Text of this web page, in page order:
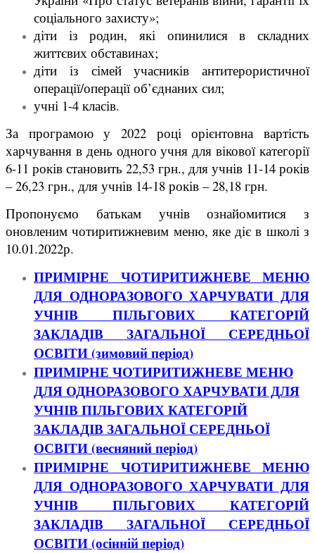
соціального захисту»;
діти із родин, які опинилися в складних
життєвих обставинах;
діти із сімей учасників антитерористичної
операції/операції об’єднаних сил;
учні 1-4 класів.
За програмою у 2022 році орієнтовна вартість
харчування в день одного учня для вікової категорії
6-11 років становить 22,53 грн., для учнів 11-14 років
– 26,23 грн., для учнів 14-18 років – 28,18 грн.
Пропонуємо батькам учнів ознайомитися з
оновленим чотиритижневим меню, яке діє в школі з
10.01.2022р.
ПРИМІРНЕ ЧОТИРИТИЖНЕВЕ МЕНЮ
ДЛЯ ОДНОРАЗОВОГО ХАРЧУВАТИ ДЛЯ
УЧНІВ ПІЛЬГОВИХ КАТЕГОРІЙ
ЗАКЛАДІВ ЗАГАЛЬНОЇ СЕРЕДНЬОЇ
ОСВІТИ (зимовий період)
ПРИМІРНЕ ЧОТИРИТИЖНЕВЕ МЕНЮ
ДЛЯ ОДНОРАЗОВОГО ХАРЧУВАТИ ДЛЯ
УЧНІВ ПІЛЬГОВИХ КАТЕГОРІЙ
ЗАКЛАДІВ ЗАГАЛЬНОЇ СЕРЕДНЬОЇ
ОСВІТИ (весняний період)
ПРИМІРНЕ ЧОТИРИТИЖНЕВЕ МЕНЮ
ДЛЯ ОДНОРАЗОВОГО ХАРЧУВАТИ ДЛЯ
УЧНІВ ПІЛЬГОВИХ КАТЕГОРІЙ
ЗАКЛАДІВ ЗАГАЛЬНОЇ СЕРЕДНЬОЇ
ОСВІТИ (осінній період)